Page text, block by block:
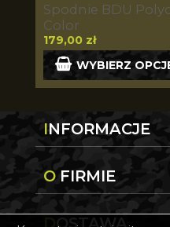
Spodnie BDU
Color
179,00 zł
WYBIERZ
INFORMACJE
O FIRMIE
DOSTAWA